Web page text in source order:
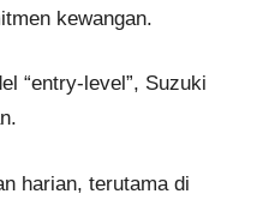
kewangan.
“entry-level”, Suzuki
harian, terutama di